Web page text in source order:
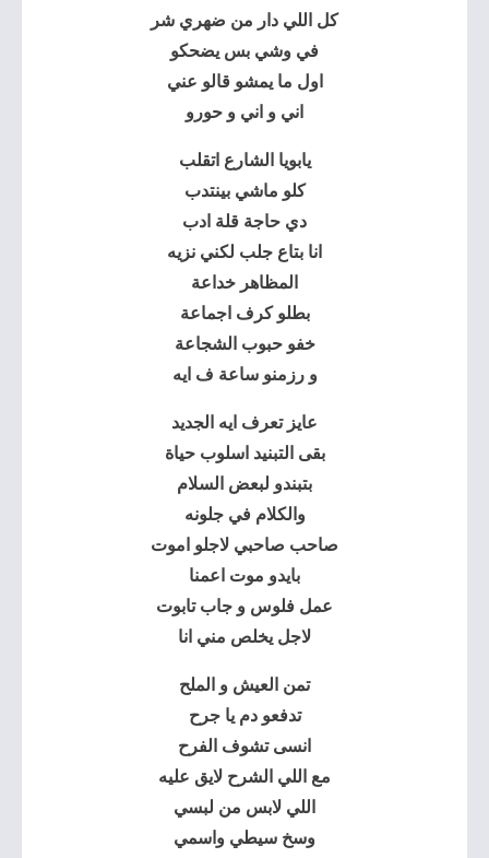
كل اللي دار من ضهري شر
في وشي بس يضحكو
اول ما يمشو قالو عني
اني و اني و حورو
يابويا الشارع اتقلب
كلو ماشي بينتدب
دي حاجة قلة ادب
انا بتاع جلب لكني نزيه
المظاهر خداعة
بطلو كرف اجماعة
خفو حبوب الشجاعة
و رزمنو ساعة ف ايه
عايز تعرف ايه الجديد
بقى التبنيد اسلوب حياة
بتبندو لبعض السلام
والكلام في جلونه
صاحب صاحبي لاجلو اموت
بايدو موت اعمنا
عمل فلوس و جاب تابوت
لاجل يخلص مني انا
تمن العيش و الملح
تدفعو دم يا جرح
انسى تشوف الفرح
مع اللي الشرح لايق عليه
اللي لابس من لبسي
وسخ سيطي واسمي